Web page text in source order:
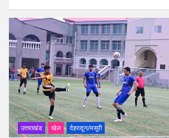
उत्तराखंड खेल देहरादून/मसूरी